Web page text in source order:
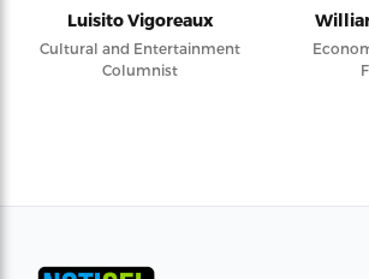
Luisito Vigoreaux
Cultural and Entertainment
Columnist